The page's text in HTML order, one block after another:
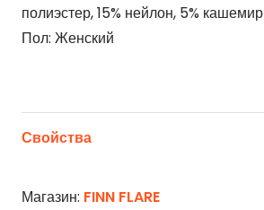
полиэстер, 15% нейлон, 5% кашемир
Пол: Женский
Свойства
Магазин: FINN FLARE